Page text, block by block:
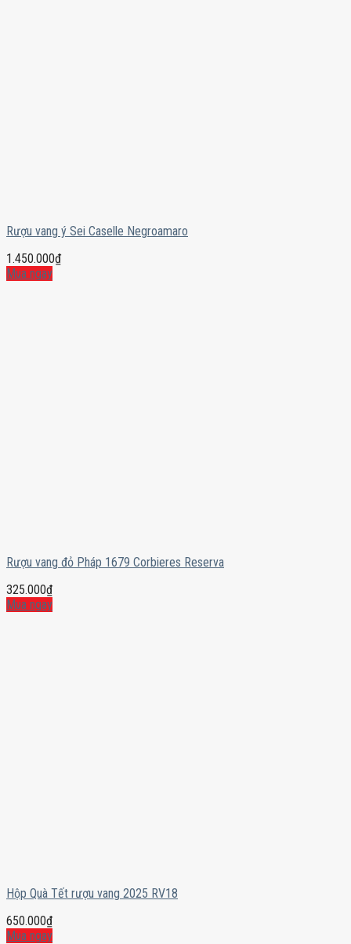
Rượu vang ý Sei Caselle Negroamaro
1.450.000₫
Mua ngay
Rượu vang đỏ Pháp 1679 Corbieres Reserva
325.000₫
Mua ngay
Hộp Quà Tết rượu vang 2025 RV18
650.000₫
Mua ngay